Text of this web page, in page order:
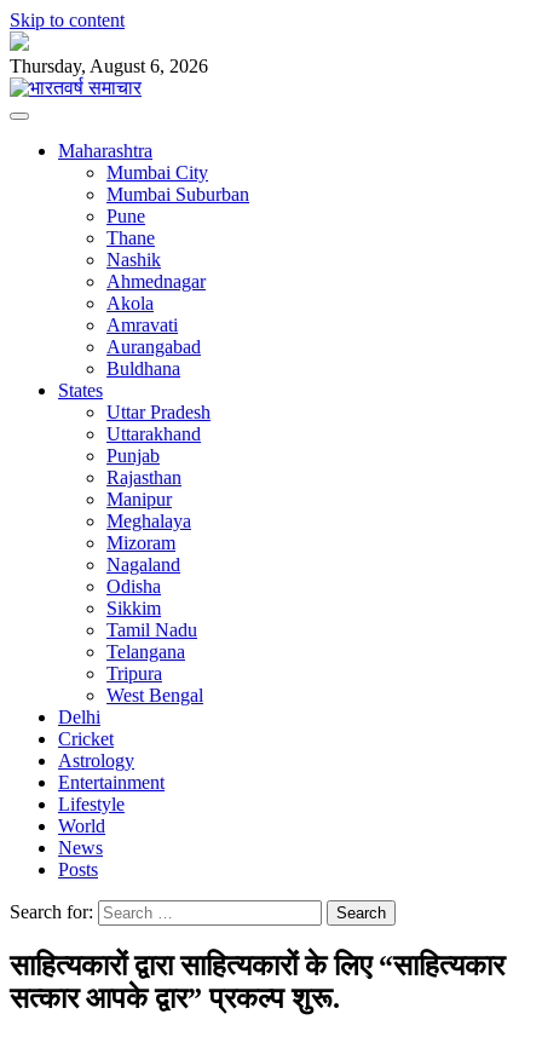
Skip to content
Thursday, August 6, 2026
Maharashtra
Mumbai City
Mumbai Suburban
Pune
Thane
Nashik
Ahmednagar
Akola
Amravati
Aurangabad
Buldhana
States
Uttar Pradesh
Uttarakhand
Punjab
Rajasthan
Manipur
Meghalaya
Mizoram
Nagaland
Odisha
Sikkim
Tamil Nadu
Telangana
Tripura
West Bengal
Delhi
Cricket
Astrology
Entertainment
Lifestyle
World
News
Posts
Search for:
साहित्यकारों द्वारा साहित्यकारों के लिए “साहित्यकार
सत्कार आपके द्वार” प्रकल्प शुरू.